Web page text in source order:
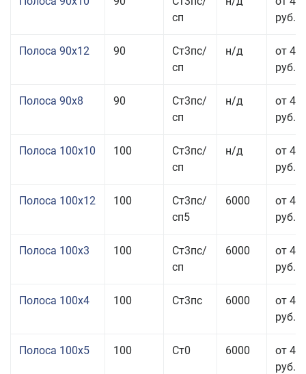
сп
руб.
Полоса 90x12 90
Ст3пс/
сп
н/д
от 42
руб.
Полоса 90x8 90
Ст3пс/
сп
н/д
от 42
руб.
Полоса 100x10 100
Ст3пс/
сп
н/д
от 41
руб.
Полоса 100x12 100
Ст3пс/
сп5
6000
от 45
руб.
Полоса 100x3 100
Ст3пс/
сп
6000
от 46
руб.
Полоса 100x4 100 Ст3пс 6000
от 46
руб.
Полоса 100x5 100 Ст0 6000
от 46
руб.